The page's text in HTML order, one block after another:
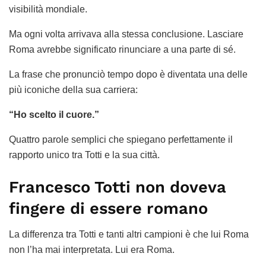
visibilità mondiale.
Ma ogni volta arrivava alla stessa conclusione. Lasciare
Roma avrebbe significato rinunciare a una parte di sé.
La frase che pronunciò tempo dopo è diventata una delle
più iconiche della sua carriera:
“Ho scelto il cuore.”
Quattro parole semplici che spiegano perfettamente il
rapporto unico tra Totti e la sua città.
Francesco Totti non doveva
fingere di essere romano
La differenza tra Totti e tanti altri campioni è che lui Roma
non l’ha mai interpretata. Lui era Roma.